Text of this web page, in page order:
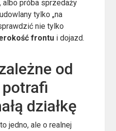
próba sprzedaży
tylko „na
nie tylko
frontu i dojazd.
od
działkę
jedno, ale o realnej